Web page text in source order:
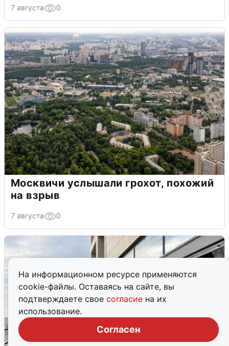
На информационном ресурсе применяются
cookie-файлы. Оставаясь на сайте, вы
подтверждаете свое согласие на их
использование.
Согласен
7 августа 0
Москвичи услышали грохот, похожий
на взрыв
7 августа 0